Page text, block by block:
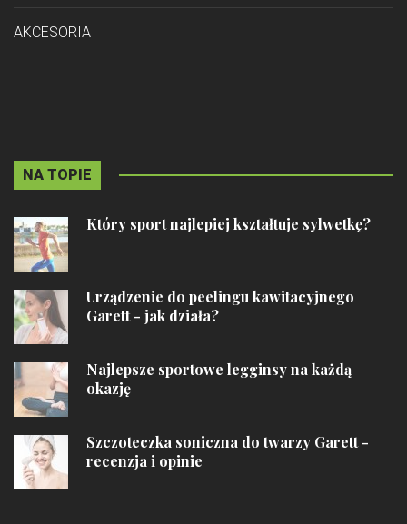
AKCESORIA
NA TOPIE
Który sport najlepiej kształtuje sylwetkę?
Urządzenie do peelingu kawitacyjnego
Garett - jak działa?
Najlepsze sportowe legginsy na każdą
okazję
Szczoteczka soniczna do twarzy Garett -
recenzja i opinie